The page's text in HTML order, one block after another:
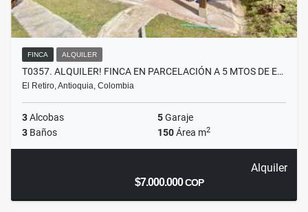
FINCA ALQUILER
T0357. ALQUILER! FINCA EN PARCELACIÓN A 5 MTOS DE E…
El Retiro, Antioquia, Colombia
3Alcobas 5Garaje
3 Baños 150Área m2
Alquiler
$7.000.000COP